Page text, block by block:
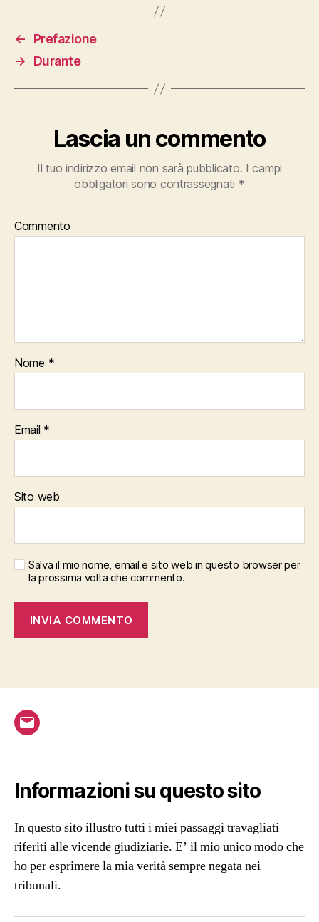
←
Prefazione
→
Durante
Lascia un commento
Il tuo indirizzo email non sarà pubblicato. I campi
obbligatori sono contrassegnati *
Commento
Nome *
Email *
Sito web
Salva il mio nome, email e sito web in questo browser per
la prossima volta che commento.
Email
Informazioni su questo sito
In questo sito illustro tutti i miei passaggi travagliati
riferiti alle vicende giudiziarie. E’ il mio unico modo che
ho per esprimere la mia verità sempre negata nei
tribunali.